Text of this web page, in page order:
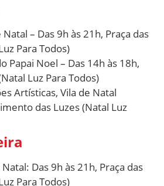
Natal – Das 9h às 21h, Praça das
Para Todos)
Papai Noel – Das 14h às 18h,
Luz Para Todos)
Artísticas, Vila de Natal
das Luzes (Natal Luz
Das 9h às 21h, Praça das
Para Todos)